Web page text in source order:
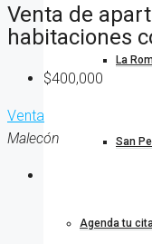
La
San
Agenda tu
Venta de
habitaciones
$400,000
Venta
Malecón